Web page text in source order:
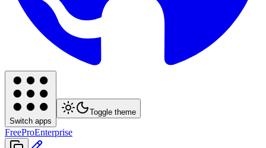
Switch apps
Toggle theme
FreeProEnterprise